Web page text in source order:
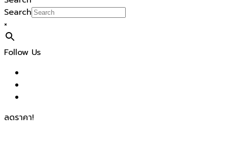
Search
×
Follow Us
ลดราคา!